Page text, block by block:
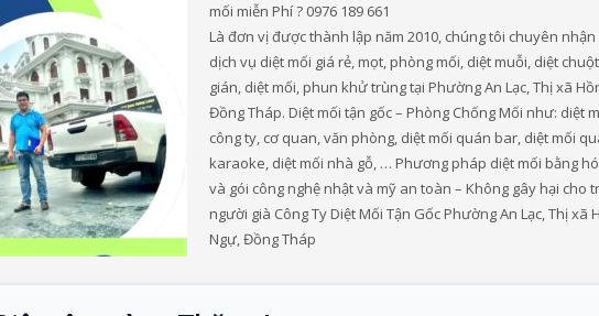
mối miễn Phí ? 0976 189 661
Là đơn vị được thành lập năm 2010, chúng tôi chuyên nhận
dịch vụ diệt mối giá rẻ, mọt, phòng mối, diệt muỗi, diệt
gián, diệt mối, phun khử trùng tại Phường An Lạc, Thị xã
Đồng Tháp. Diệt mối tận gốc – Phòng Chống Mối như: diệt
công ty, cơ quan, văn phòng, diệt mối quán bar, diệt mối
karaoke, diệt mối nhà gỗ, … Phương pháp diệt mối bằng
và gói công nghệ nhật và mỹ an toàn – Không gây hại cho
người già Công Ty Diệt Mối Tận Gốc Phường An Lạc, Thị xã
Ngự, Đồng Tháp